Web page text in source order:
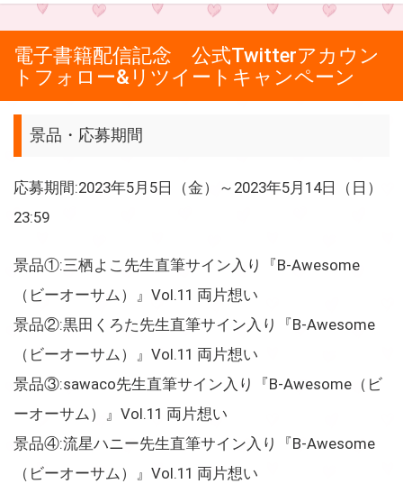
電子書籍配信記念 公式Twitterアカウン
トフォロー&リツイートキャンペーン
景品・応募期間
応募期間:2023年5月5日（金）～2023年5月14日（日）
23:59
景品①:三栖よこ先生直筆サイン入り『B-Awesome
（ビーオーサム）』Vol.11 両片想い
景品②:黒田くろた先生直筆サイン入り『B-Awesome
（ビーオーサム）』Vol.11 両片想い
景品③:sawaco先生直筆サイン入り『B-Awesome（ビ
ーオーサム）』Vol.11 両片想い
景品④:流星ハニー先生直筆サイン入り『B-Awesome
（ビーオーサム）』Vol.11 両片想い